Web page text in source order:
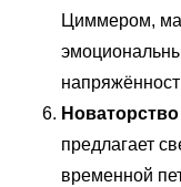
Циммером,
предлагает
временной